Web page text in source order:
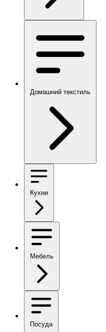
Домашний текстиль
Кухни
Мебель
Посуда